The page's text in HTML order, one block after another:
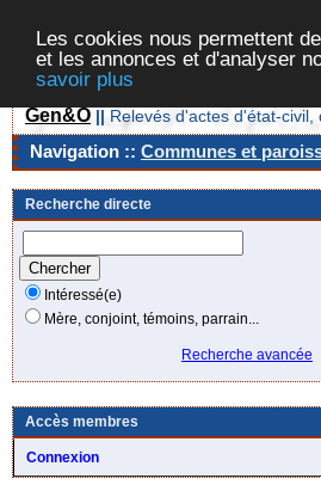
Les cookies nous permettent
et les annonces et d'analyser
savoir plus
Gen&O || Relevés d'actes d'état-
Navigation :: Communes et
Recherche directe
Intéressé(e)
Mère, conjoint, témoins, parrain...
Recherche avancée
Accès membres
Connexion